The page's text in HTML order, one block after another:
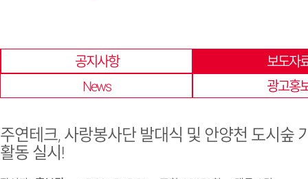
공지사항
보도자
News
광고홍
주연테크, 사랑봉사단 발대식 및 안양천 도시숲
활동 실시!